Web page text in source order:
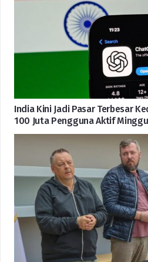
India Kini Jadi Pasar Terbesar
100 Juta Pengguna Aktif